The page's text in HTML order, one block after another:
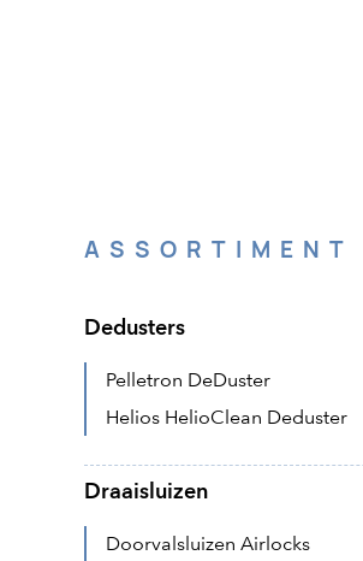
ASSORTIMENT
Dedusters
Pelletron DeDuster
Helios HelioClean Deduster
Draaisluizen
Doorvalsluizen Airlocks